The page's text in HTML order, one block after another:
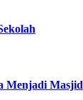
Menjadi Masjid